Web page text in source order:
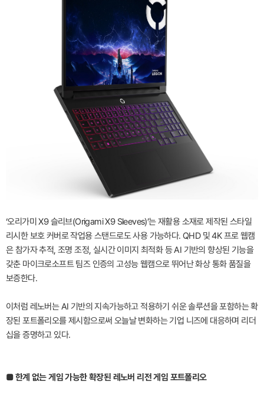
‘오리가미 X9 슬리브(Origami X9 Sleeves)’는 재활용 소재로 제작된 스타일
리시한 보호 커버로 작업용 스탠드로도 사용 가능하다. QHD 및 4K 프로 웹캠
은 참가자 추적, 조명 조정, 실시간 이미지 최적화 등 AI 기반의 향상된 기능을
갖춘 마이크로소프트 팀즈 인증의 고성능 웹캠으로 뛰어난 화상 통화 품질을
보증한다.
이처럼 레노버는 AI 기반의 지속가능하고 적용하기 쉬운 솔루션을 포함하는 확
장된 포트폴리오를 제시함으로써 오늘날 변화하는 기업 니즈에 대응하며 리더
십을 증명하고 있다.
■ 한계 없는 게임 가능한 확장된 레노버 리전 게임 포트폴리오